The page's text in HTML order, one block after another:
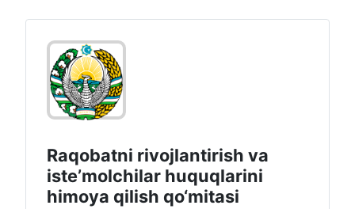
Raqobatni rivojlantirish va
isteʼmolchilar huquqlarini
himoya qilish qo‘mitasi